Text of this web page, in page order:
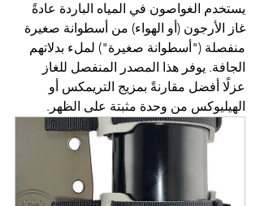
يستخدم الغواصون في المياه الباردة عادةً
غاز الأرجون (أو الهواء) من أسطوانة صغيرة
منفصلة ("أسطوانة صغيرة") لملء بدلاتهم
الجافة. يوفر هذا المصدر المنفصل للغاز
عزلًا أفضل مقارنةً بمزيج التريمكس أو
الهيليوكس من وحدة مثبتة على الظهر.